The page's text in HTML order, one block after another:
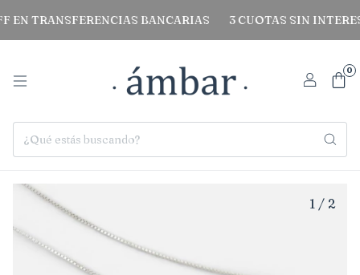
TRANSFERENCIAS BANCARIAS 3 CUOTAS SIN INTERES
0
1 / 2